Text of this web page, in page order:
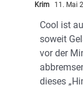
Krim 11. Mai
Cool ist
soweit
vor der
dieses